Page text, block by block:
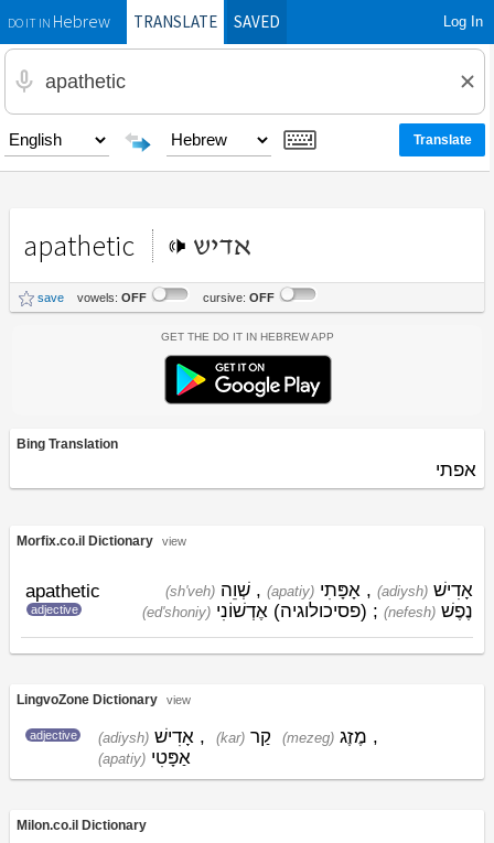
DO IT INHebrewTRANSLATE SAVED Log In
apathetic אדיש
save vowels: OFF cursive: OFF
Get the Do It In Hebrew App
Bing Translation
אפתי
Morfix.co.il Dictionary view
apathetic
adjective
(adiysh) אָדִישׁ ,
(apatiy) אָפָּתִי ,
(sh'veh) שְׁוֵה
(nefesh) נֶפֶשׁ ; (פסיכולוגיה) (ed'shoniy) אֶדְשׁוֹנִי
LingvoZone Dictionary view
adjective (adiysh) אָדִישׁ , (kar) קַר (mezeg) מֶזֶג ,
(apatiy) אַפָּטִי
Milon.co.il Dictionary